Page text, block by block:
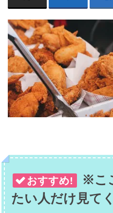
おすすめ!
※こ
たい人だけ見て